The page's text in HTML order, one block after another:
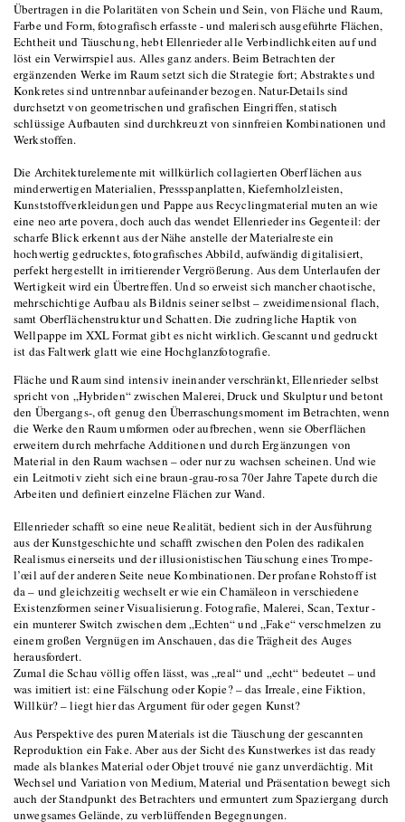
Übertragen in die Polaritäten von Schein und Sein, von Fläche und Raum,
Farbe und Form, fotografisch erfasste - und malerisch ausgeführte Flächen,
Echtheit und Täuschung, hebt Ellenrieder alle Verbindlichkeiten auf und
löst ein Verwirrspiel aus. Alles ganz anders. Beim Betrachten der
ergänzenden Werke im Raum setzt sich die Strategie fort; Abstraktes und
Konkretes sind untrennbar aufeinander bezogen. Natur-Details sind
durchsetzt von geometrischen und grafischen Eingriffen, statisch
schlüssige Aufbauten sind durchkreuzt von sinnfreien Kombinationen und
Werkstoffen.
Die Architekturelemente mit willkürlich collagierten Oberflächen aus
minderwertigen Materialien, Pressspanplatten, Kiefernholzleisten,
Kunststoffverkleidungen und Pappe aus Recyclingmaterial muten an wie
eine neo arte povera, doch auch das wendet Ellenrieder ins Gegenteil: der
scharfe Blick erkennt aus der Nähe anstelle der Materialreste ein
hochwertig gedrucktes, fotografisches Abbild, aufwändig digitalisiert,
perfekt hergestellt in irritierender Vergrößerung. Aus dem Unterlaufen der
Wertigkeit wird ein Übertreffen. Und so erweist sich mancher chaotische,
mehrschichtige Aufbau als Bildnis seiner selbst – zweidimensional flach,
samt Oberflächenstruktur und Schatten. Die zudringliche Haptik von
Wellpappe im XXL Format gibt es nicht wirklich. Gescannt und gedruckt
ist das Faltwerk glatt wie eine Hochglanzfotografie.
Fläche und Raum sind intensiv ineinander verschränkt, Ellenrieder selbst
spricht von „Hybriden“ zwischen Malerei, Druck und Skulptur und betont
den Übergangs-, oft genug den Überraschungsmoment im Betrachten, wenn
die Werke den Raum umformen oder aufbrechen, wenn sie Oberflächen
erweitern durch mehrfache Additionen und durch Ergänzungen von
Material in den Raum wachsen – oder nur zu wachsen scheinen. Und wie
ein Leitmotiv zieht sich eine braun-grau-rosa 70er Jahre Tapete durch die
Arbeiten und definiert einzelne Flächen zur Wand.
Ellenrieder schafft so eine neue Realität, bedient sich in der Ausführung
aus der Kunstgeschichte und schafft zwischen den Polen des radikalen
Realismus einerseits und der illusionistischen Täuschung eines Trompe-
l’œil auf der anderen Seite neue Kombinationen. Der profane Rohstoff ist
da – und gleichzeitig wechselt er wie ein Chamäleon in verschiedene
Existenzformen seiner Visualisierung. Fotografie, Malerei, Scan, Textur -
ein munterer Switch zwischen dem „Echten“ und „Fake“ verschmelzen zu
einem großen Vergnügen im Anschauen, das die Trägheit des Auges
herausfordert.
Zumal die Schau völlig offen lässt, was „real“ und „echt“ bedeutet – und
was imitiert ist: eine Fälschung oder Kopie? – das Irreale, eine Fiktion,
Willkür? – liegt hier das Argument für oder gegen Kunst?
Aus Perspektive des puren Materials ist die Täuschung der gescannten
Reproduktion ein Fake. Aber aus der Sicht des Kunstwerkes ist das ready
made als blankes Material oder Objet trouvé nie ganz unverdächtig. Mit
Wechsel und Variation von Medium, Material und Präsentation bewegt sich
auch der Standpunkt des Betrachters und ermuntert zum Spaziergang durch
unwegsames Gelände, zu verblüffenden Begegnungen.